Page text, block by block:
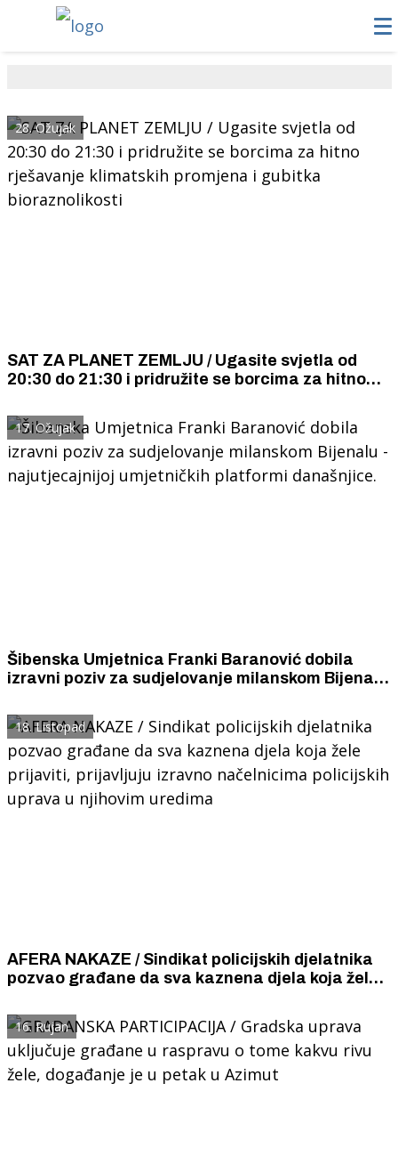
28. Ožujak
SAT ZA PLANET ZEMLJU / Ugasite svjetla od
20:30 do 21:30 i pridružite se borcima za hitno
bioraznolikosti
17. Ožujak
Šibenska Umjetnica Franki Baranović dobila
izravni poziv za sudjelovanje milanskom Bijenalu
današnjice.
18. Listopad
AFERA NAKAZE / Sindikat policijskih djelatnika
pozvao građane da sva kaznena djela koja žele
policijskih uprava u njihovim uredima
16. Rujan